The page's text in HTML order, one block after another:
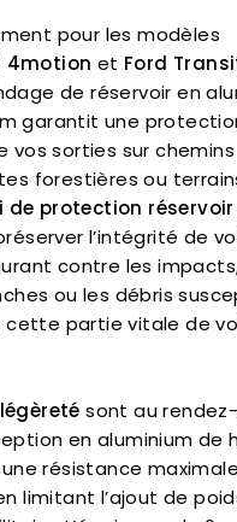
pour les modèles
4motion et Ford
de réservoir en
garantit une
vos sorties sur chemins
forestières ou
de protection réservoir
l’intégrité de
contre les
ou les débris
cette partie vitale de
sont au
en aluminium de
résistance
limitant l’ajout de